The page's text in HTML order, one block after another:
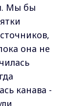
Мы бы
она не
канава -